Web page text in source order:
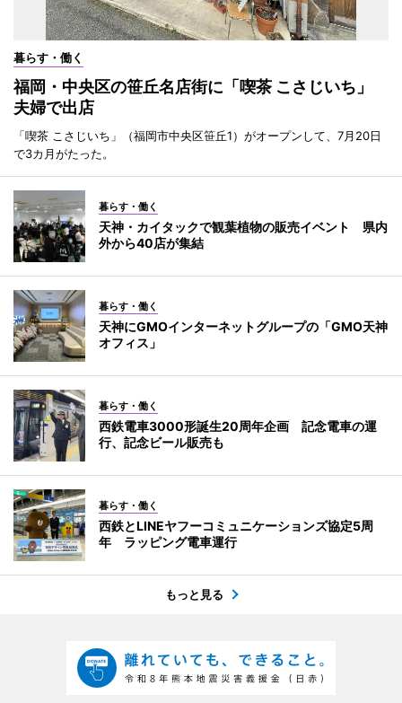
暮らす・働く
福岡・中央区の笹丘名店街に「喫茶 こさじいち」
夫婦で出店
「喫茶 こさじいち」（福岡市中央区笹丘1）がオープンして、7月20日
で3カ月がたった。
暮らす・働く
天神・カイタックで観葉植物の販売イベント 県内
外から40店が集結
暮らす・働く
天神にGMOインターネットグループの「GMO天神
オフィス」
暮らす・働く
西鉄電車3000形誕生20周年企画 記念電車の運
行、記念ビール販売も
暮らす・働く
西鉄とLINEヤフーコミュニケーションズ協定5周
年 ラッピング電車運行
もっと見る